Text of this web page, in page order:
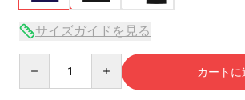
サイズガイドを見る
カートに